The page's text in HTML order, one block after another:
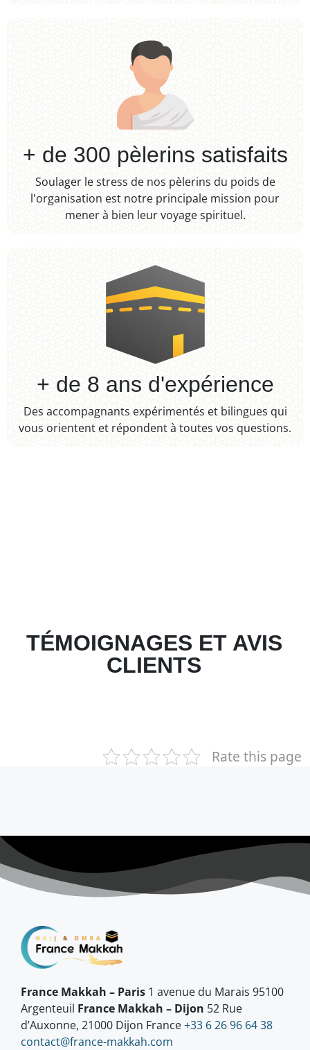
+ de 300 pèlerins satisfaits​
Soulager le stress de nos pèlerins du poids de
l'organisation est notre principale mission pour
mener à bien leur voyage spirituel.​
+ de 8 ans d'expérience​
Des accompagnants expérimentés et bilingues qui
vous orientent et répondent à toutes vos questions.​
TÉMOIGNAGES ET AVIS
CLIENTS
Rate this page
France Makkah – Paris 1 avenue du Marais 95100
Argenteuil France Makkah – Dijon 52 Rue
d’Auxonne, 21000 Dijon France+33 6 26 96 64 38
contact@france-makkah.com